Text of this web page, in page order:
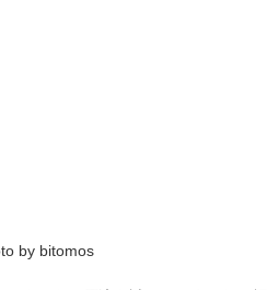
by bitomos